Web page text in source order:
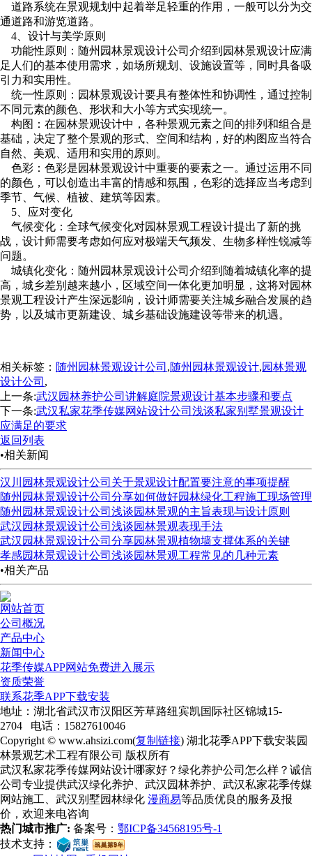
道路系统在景观规划中起着举足轻重的作用，一般可以分为交
通道路和游览道路。
4、设计与美学原则
功能性原则：随州园林景观设计公司介绍到园林景观设计应满
足人们的基本使用需求，如场所规划、设施设置等，同时具备吸
引力和实用性。
统一性原则：园林景观设计要具有整体性和协调性，通过控制
不同元素的颜色、形状和大小等方式实现统一。
构图：在园林景观设计中，各种景观元素之间的排列和组合是
基础，决定了整个景观的形式、空间和结构，好的构图应当符合
自然、美观、适用和实用的原则。
色彩：色彩是园林景观设计中重要的要素之一。通过运用不同
的颜色，可以创造出丰富的情感和氛围，色彩的选择应当考虑到
季节、气候、植被、建筑等因素。
5、应对变化
气候变化：全球气候变化对园林景观工程设计提出了新的挑
战，设计师需要考虑如何应对极端天气频发、生物多样性锐减等
问题。
城镇化变化：随州园林景观设计公司介绍到随着城镇化率的提
高，城乡差别越来越小，区域空间一体化更加明显，这将对园林
景观工程设计产生深远影响，设计师需要关注城乡融合发展的趋
势，以及城市更新建设、城乡基础设施建设等带来的机遇。
相关标签： 随州园林景观设计公司 ,随州园林景观设计,园林景观
设计公司 ,
上一条:武汉园林养护公司讲解庭院景观设计基本步骤和要点
下一条:武汉私家花季传媒网站设计公司浅谈私家别墅景观设计
应满足的要求
返回列表
•相关新闻
汉川园林景观设计公司关于景观设计配置要注意的事项提醒
随州园林景观设计公司分享如何做好园林绿化工程施工现场管理
随州园林景观设计公司浅谈园林景观的主旨表现与设计原则
武汉园林景观设计公司浅谈园林景观表现手法
武汉园林景观设计公司分享园林景观植物墙支撑体系的关键
孝感园林景观设计公司浅谈园林景观工程常见的几种元素
•相关产品
网站首页
公司概况
产品中心
新闻中心
花季传媒APP网站免费进入展示
资质荣誉
联系花季APP下载安装
地址：湖北省武汉市汉阳区芳草路纽宾凯国际社区锦城15-
2704 电话：15827610046
Copyright © www.ahsizi.com(复制链接) 湖北花季APP下载安装园
林景观艺术工程有限公司 版权所有
武汉私家花季传媒网站设计哪家好？绿化养护公司怎么样？诚信
公司专业提供武汉绿化养护、武汉园林养护、武汉私家花季传媒
网站施工、武汉别墅园林绿化 漫商易等品质优良的服务及报
价，欢迎来电咨询
热门城市推广: 备案号： 鄂ICP备34568195号-1
技术支持：